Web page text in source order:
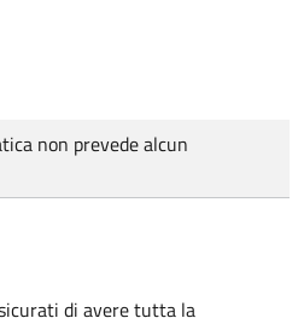
non prevede alcun
di avere tutta la